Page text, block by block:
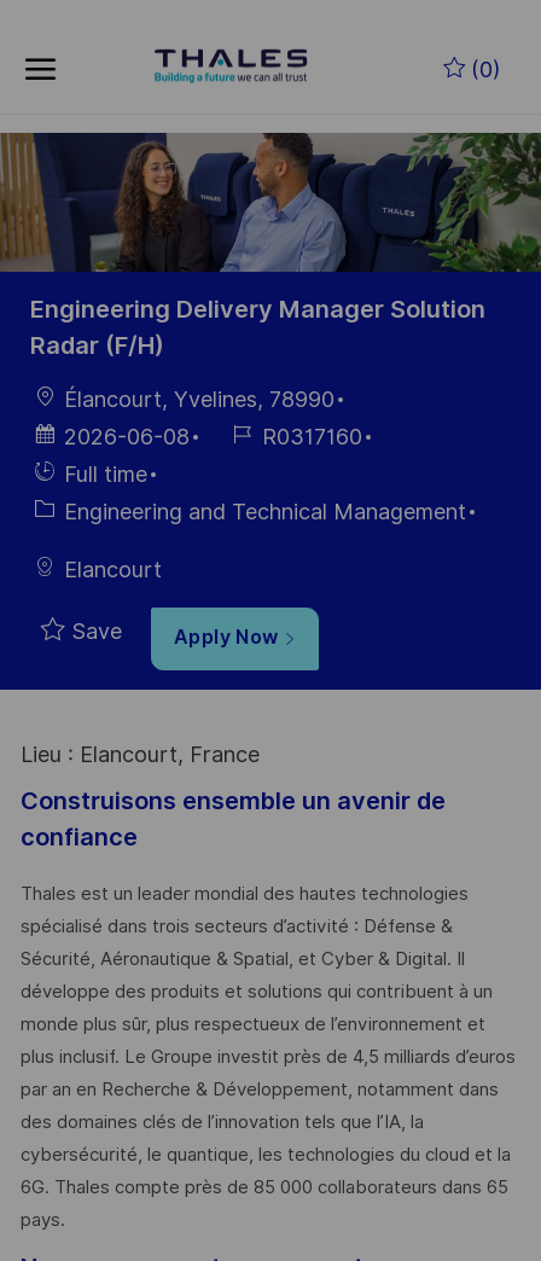
(0)
-
Engineering Delivery Manager Solution
Radar (F/H)
LocationÉlancourt, Yvelines, 78990
Posted
Date
2026-06-08
Job R0317160
Hiring
Type
Full time
CategoryEngineering and Technical Management
Elancourt
Save Apply Now
Lieu : Elancourt, France
Construisons ensemble un avenir de
confiance
Thales est un leader mondial des hautes technologies
spécialisé dans trois secteurs d’activité : Défense &
Sécurité, Aéronautique & Spatial, et Cyber & Digital. Il
développe des produits et solutions qui contribuent à un
monde plus sûr, plus respectueux de l’environnement et
plus inclusif. Le Groupe investit près de 4,5 milliards d’euros
par an en Recherche & Développement, notamment dans
des domaines clés de l’innovation tels que l’IA, la
cybersécurité, le quantique, les technologies du cloud et la
6G. Thales compte près de 85 000 collaborateurs dans 65
pays. ​